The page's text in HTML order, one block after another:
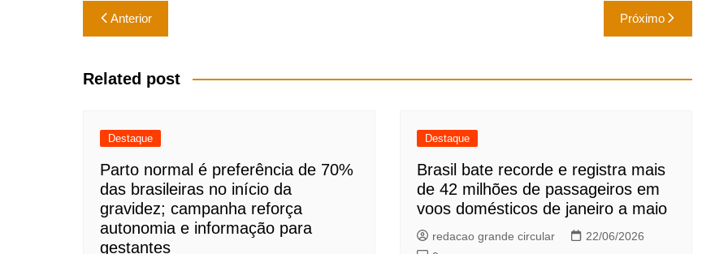
Navegação
de
Post
Anterior Próximo
Related post
Destaque
Parto normal é preferência de 70%
das brasileiras no início da
gravidez; campanha reforça
autonomia e informação para
gestantes
Destaque
Brasil bate recorde e registra mais
de 42 milhões de passageiros em
voos domésticos de janeiro a maio
redacao grande circular
22/06/2026